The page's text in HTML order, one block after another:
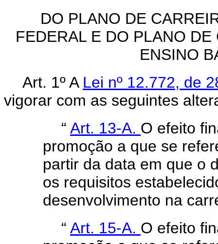
DO PLANO DE
FEDERAL E DO PLANO
ENSINO
Art. 1º A Lei nº 12.772, de
vigorar com as seguintes
“ Art. 13-A. O efeito
promoção a que se
partir da data em que o
os requisitos
desenvolvimento na
“ Art. 15-A. O efeito